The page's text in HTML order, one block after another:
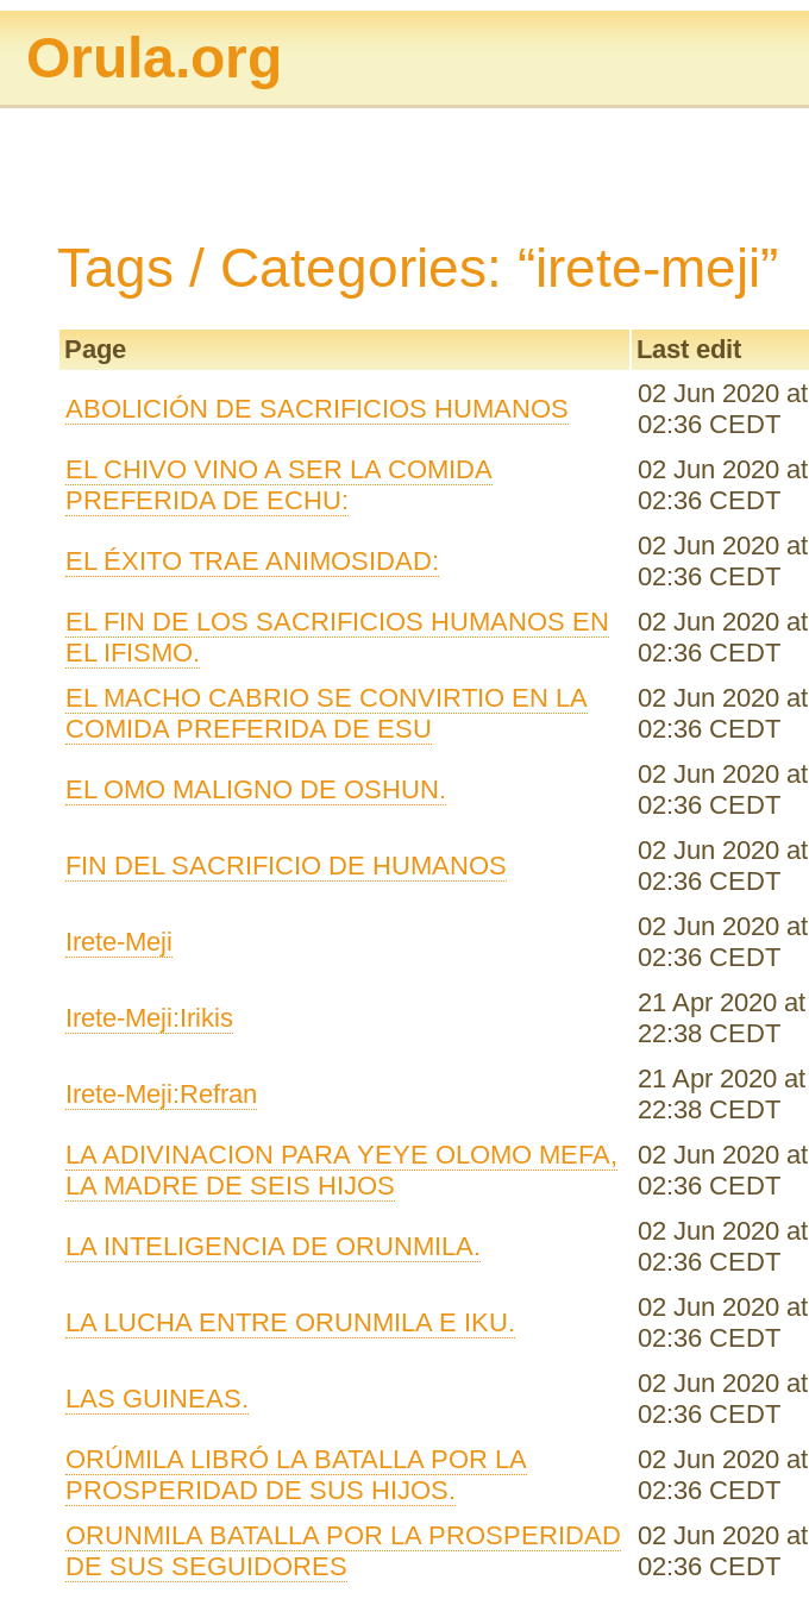
Orula.org
Tags / Categories: “irete-meji”
Page Last edit
ABOLICIÓN DE SACRIFICIOS HUMANOS
02 Jun 2020 at
02:36 CEDT
EL CHIVO VINO A SER LA COMIDA
PREFERIDA DE ECHU:
02 Jun 2020 at
02:36 CEDT
EL ÉXITO TRAE ANIMOSIDAD:
02 Jun 2020 at
02:36 CEDT
EL FIN DE LOS SACRIFICIOS HUMANOS EN
EL IFISMO.
02 Jun 2020 at
02:36 CEDT
EL MACHO CABRIO SE CONVIRTIO EN LA
COMIDA PREFERIDA DE ESU
02 Jun 2020 at
02:36 CEDT
EL OMO MALIGNO DE OSHUN.
02 Jun 2020 at
02:36 CEDT
FIN DEL SACRIFICIO DE HUMANOS
02 Jun 2020 at
02:36 CEDT
Irete-Meji
02 Jun 2020 at
02:36 CEDT
Irete-Meji:Irikis
21 Apr 2020 at
22:38 CEDT
Irete-Meji:Refran
21 Apr 2020 at
22:38 CEDT
LA ADIVINACION PARA YEYE OLOMO MEFA,
LA MADRE DE SEIS HIJOS
02 Jun 2020 at
02:36 CEDT
LA INTELIGENCIA DE ORUNMILA.
02 Jun 2020 at
02:36 CEDT
LA LUCHA ENTRE ORUNMILA E IKU.
02 Jun 2020 at
02:36 CEDT
LAS GUINEAS.
02 Jun 2020 at
02:36 CEDT
ORÚMILA LIBRÓ LA BATALLA POR LA
PROSPERIDAD DE SUS HIJOS.
02 Jun 2020 at
02:36 CEDT
ORUNMILA BATALLA POR LA PROSPERIDAD
DE SUS SEGUIDORES
02 Jun 2020 at
02:36 CEDT